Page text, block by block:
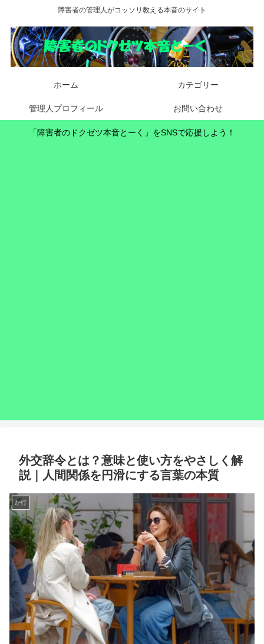
障害者の管理人がコッソリ教える本音のサイト
ホーム カテゴリー
管理人プロフィール お問い合わせ
「障害者のドクゼツ本音とーく」をSNSで応援しよう！
外交辞令とは？意味と使い方をやさしく解
説｜人間関係を円滑にする言葉の本質
か行